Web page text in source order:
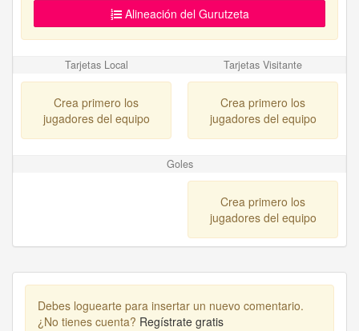
Alineación del Gurutzeta
Tarjetas Local Tarjetas Visitante
Crea primero los
jugadores del equipo
Crea primero los
jugadores del equipo
Goles
Crea primero los
jugadores del equipo
Debes loguearte para insertar un nuevo comentario.
¿No tienes cuenta? Regístrate gratis